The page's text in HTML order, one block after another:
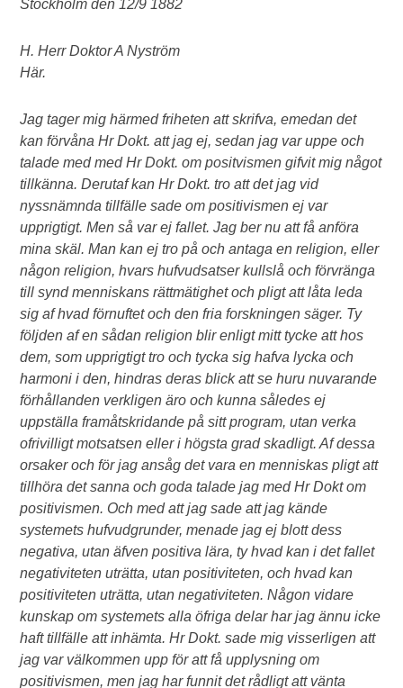
Stockholm den 12/9 1882
H. Herr Doktor A Nyström
Här.
Jag tager mig härmed friheten att skrifva, emedan det
kan förvåna Hr Dokt. att jag ej, sedan jag var uppe och
talade med med Hr Dokt. om positvismen gifvit mig något
tillkänna. Derutaf kan Hr Dokt. tro att det jag vid
nyssnämnda tillfälle sade om positivismen ej var
upprigtigt. Men så var ej fallet. Jag ber nu att få anföra
mina skäl. Man kan ej tro på och antaga en religion, eller
någon religion, hvars hufvudsatser kullslå och förvränga
till synd menniskans rättmätighet och pligt att låta leda
sig af hvad förnuftet och den fria forskningen säger. Ty
följden af en sådan religion blir enligt mitt tycke att hos
dem, som upprigtigt tro och tycka sig hafva lycka och
harmoni i den, hindras deras blick att se huru nuvarande
förhållanden verkligen äro och kunna således ej
uppställa framåtskridande på sitt program, utan verka
ofrivilligt motsatsen eller i högsta grad skadligt. Af dessa
orsaker och för jag ansåg det vara en menniskas pligt att
tillhöra det sanna och goda talade jag med Hr Dokt om
positivismen. Och med att jag sade att jag kände
systemets hufvudgrunder, menade jag ej blott dess
negativa, utan äfven positiva lära, ty hvad kan i det fallet
negativiteten uträtta, utan positiviteten, och hvad kan
positiviteten uträtta, utan negativiteten. Någon vidare
kunskap om systemets alla öfriga delar har jag ännu icke
haft tillfälle att inhämta. Hr Dokt. sade mig visserligen att
jag var välkommen upp för att få upplysning om
positivismen, men jag har funnit det rådligt att vänta